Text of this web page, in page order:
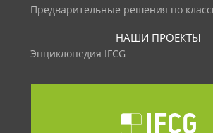
Предварительные решения по
НАШИ ПРОЕКТЫ
Энциклопедия IFCG